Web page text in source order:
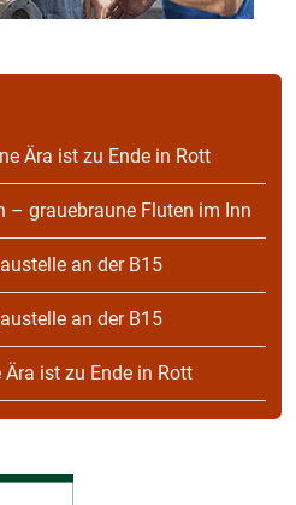
Ära ist zu Ende in Rott
– grauebraune Fluten im Inn
an der B15
an der B15
Ära ist zu Ende in Rott